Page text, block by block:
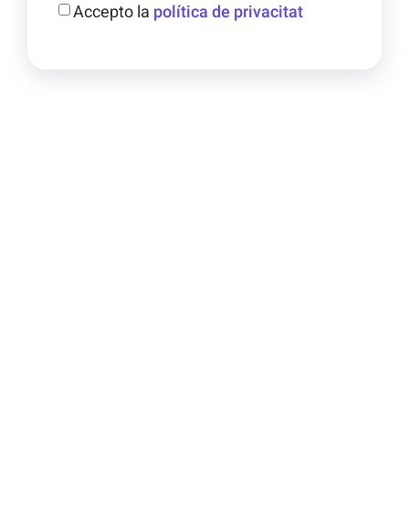
Accepto la política de privacitat